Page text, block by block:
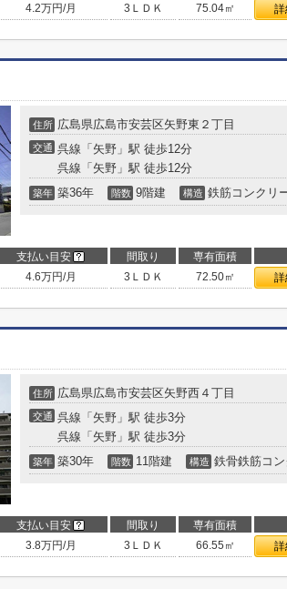
4.2万円/月 3ＬＤＫ 75.04㎡
住所 広島県広島市安芸区矢野東２丁目
交通 呉線「矢野」駅 徒歩12分
呉線「矢野」駅 徒歩12分
築年 築36年 階数 9階建 構造 鉄筋コンクリ
支払い目安 間取り 専有面積
4.6万円/月 3ＬＤＫ 72.50㎡
住所 広島県広島市安芸区矢野西４丁目
交通 呉線「矢野」駅 徒歩3分
呉線「矢野」駅 徒歩3分
築年 築30年 階数 11階建 構造 鉄骨鉄筋コン
支払い目安 間取り 専有面積
3.8万円/月 3ＬＤＫ 66.55㎡